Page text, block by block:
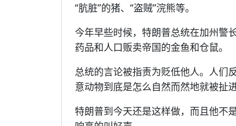
“肮脏”的猪、“盗贼”浣熊等。
今年早些时候，特朗普总统在加州警
药品和人口贩卖帝国的金鱼和仓鼠。
总统的言论被指责为贬低他人。人们
意动物到底是怎么自然而然地就被扯
特朗普到今天还是这样做，而且他不